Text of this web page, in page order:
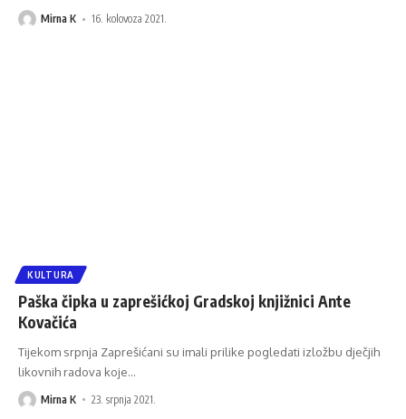
Mirna K 16. kolovoza 2021.
KULTURA
Paška čipka u zaprešićkoj Gradskoj knjižnici Ante
Kovačića
Tijekom srpnja Zaprešićani su imali prilike pogledati izložbu dječjih
likovnih radova koje…
Mirna K 23. srpnja 2021.